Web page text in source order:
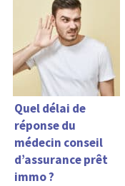
Quel délai de
réponse du
médecin conseil
d’assurance prêt
immo ?